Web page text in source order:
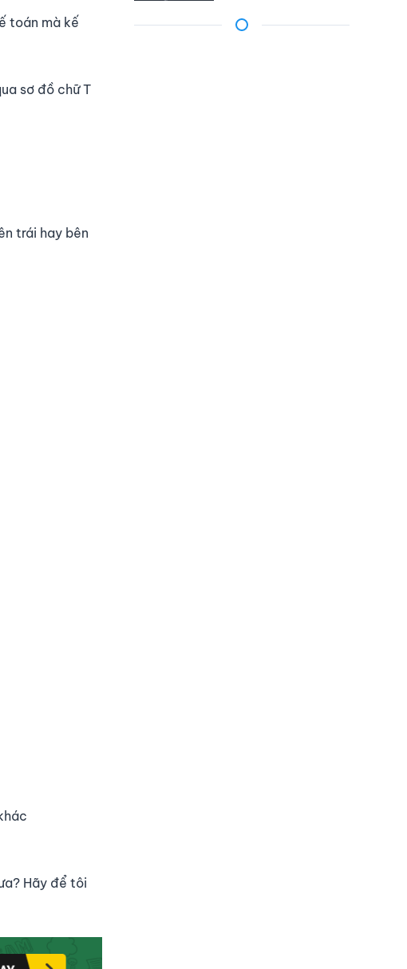
toán mà kế
sơ đồ chữ T
trái hay bên
Hãy để tôi